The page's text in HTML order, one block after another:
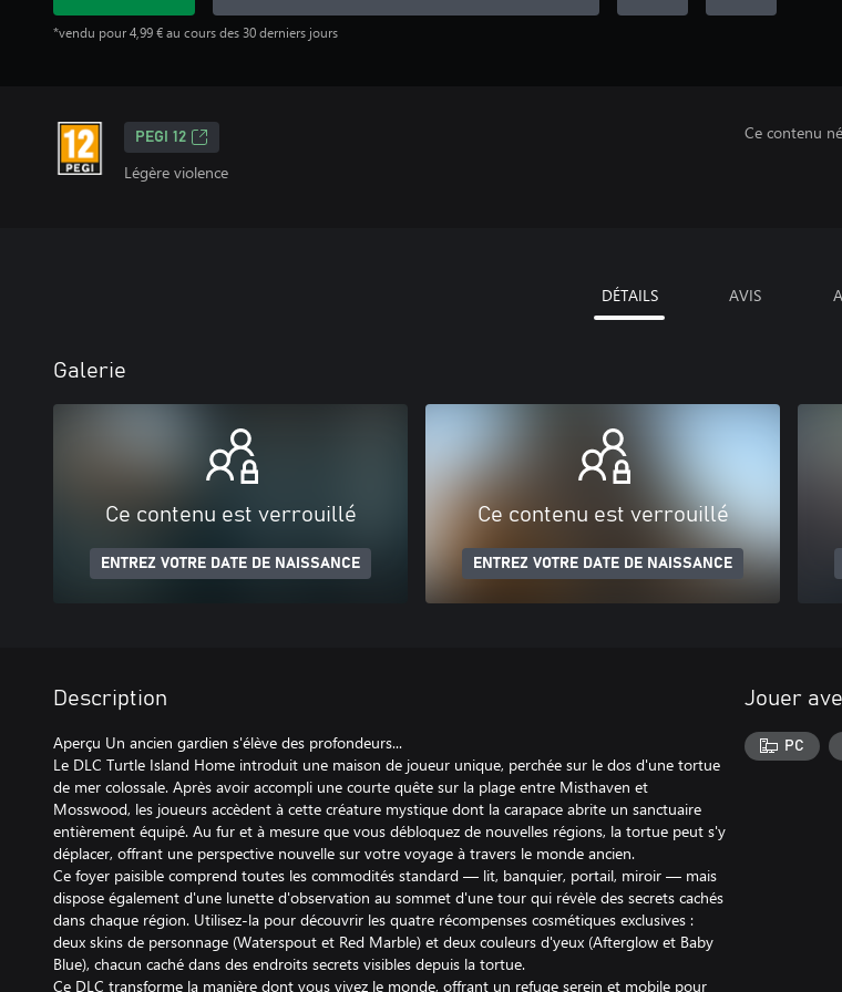
*vendu pour 4,99 € au cours des 30 derniers jours
PEGI 12
Légère violence
Ce contenu
DÉTAILS AVIS
Galerie
Ce contenu est verrouillé
ENTREZ VOTRE DATE DE NAISSANCE
Ce contenu est verrouillé
ENTREZ VOTRE DATE DE NAISSANCE
Description
Aperçu Un ancien gardien s'élève des profondeurs...
Le DLC Turtle Island Home introduit une maison de joueur unique, perchée sur le dos d'une tortue
de mer colossale. Après avoir accompli une courte quête sur la plage entre Misthaven et
Mosswood, les joueurs accèdent à cette créature mystique dont la carapace abrite un sanctuaire
entièrement équipé. Au fur et à mesure que vous débloquez de nouvelles régions, la tortue peut s'y
déplacer, offrant une perspective nouvelle sur votre voyage à travers le monde ancien.
Ce foyer paisible comprend toutes les commodités standard — lit, banquier, portail, miroir — mais
dispose également d'une lunette d'observation au sommet d'une tour qui révèle des secrets cachés
dans chaque région. Utilisez-la pour découvrir les quatre récompenses cosmétiques exclusives :
deux skins de personnage (Waterspout et Red Marble) et deux couleurs d'yeux (Afterglow et Baby
Blue), chacun caché dans des endroits secrets visibles depuis la tortue.
Ce DLC transforme la manière dont vous vivez le monde, offrant un refuge serein et mobile pour
Jouer
PC